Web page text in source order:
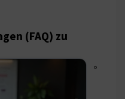
(FAQ) zu
◦